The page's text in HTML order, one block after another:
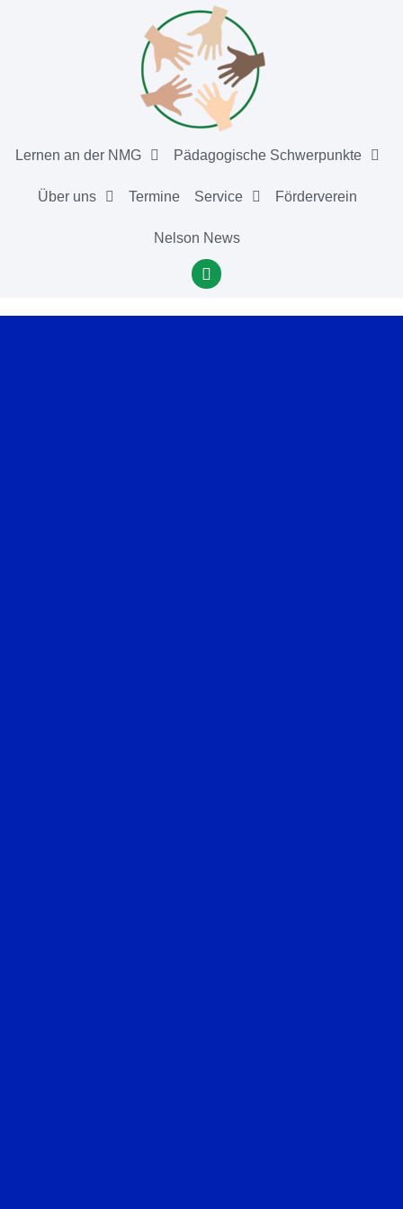
Lernen an der NMG Pädagogische Schwerpunkte
Über uns Termine Service Förderverein
Nelson News